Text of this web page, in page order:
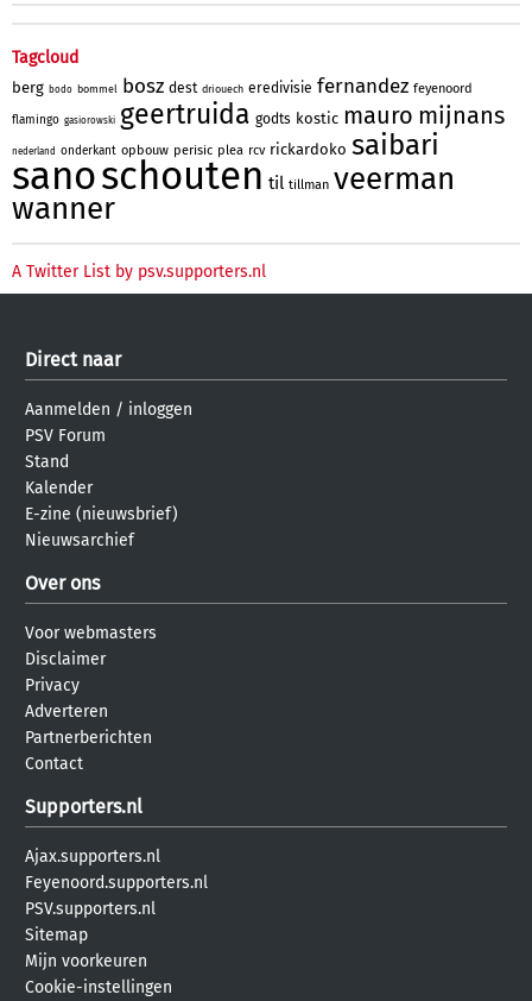
Tagcloud
berg bodo bommel bosz dest driouech eredivisie fernandez feyenoord
flamingo gasiorowski geertruida godts kostic mauro mijnans
nederland onderkant opbouw perisic plea rcv rickardoko saibari
sanoschouten til tillman veerman
wanner
A Twitter List by psv.supporters.nl
Direct naar
Aanmelden / inloggen
PSV Forum
Stand
Kalender
E-zine (nieuwsbrief)
Nieuwsarchief
Over ons
Voor webmasters
Disclaimer
Privacy
Adverteren
Partnerberichten
Contact
Supporters.nl
Ajax.supporters.nl
Feyenoord.supporters.nl
PSV.supporters.nl
Sitemap
Mijn voorkeuren
Cookie-instellingen